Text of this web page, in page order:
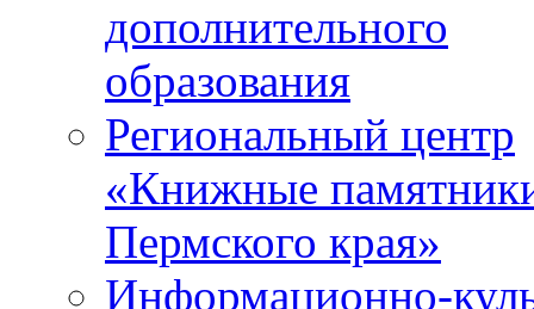
дополнительного
образования
Региональный центр
«Книжные
Пермского края»
Информационно-